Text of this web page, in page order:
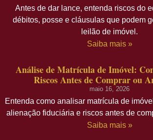
Antes de dar lance, entenda riscos do
débitos, posse e cláusulas que podem
leilão de imóvel.
Saiba mais »
Análise de Matrícula de Imóvel:
Riscos Antes de Comprar ou
maio 16, 2026
Entenda como analisar matrícula de
alienação fiduciária e riscos antes de
Saiba mais »